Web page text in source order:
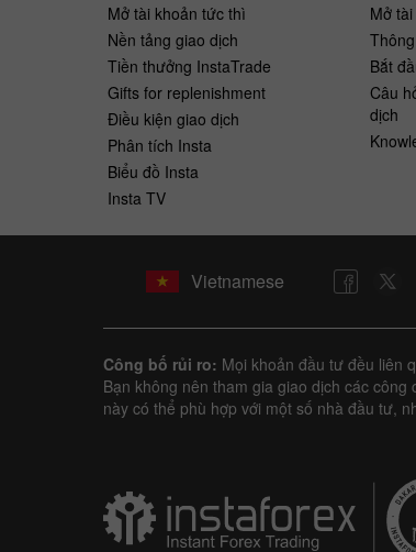
Mở tài khoản tức thì
Nền tảng giao dịch
Tiền thưởng InstaTrade
Gifts for replenishment
Điều kiện giao dịch
Phân tích Insta
Biểu đồ Insta
Insta TV
Mở
Bắt
Câu
dịch
Vietnamese
Công bố rủi ro: Mọi khoản đầu tư đều liên
Bạn không nên tham gia giao dịch các
này có thể phù hợp với một số nhà đầu tư,